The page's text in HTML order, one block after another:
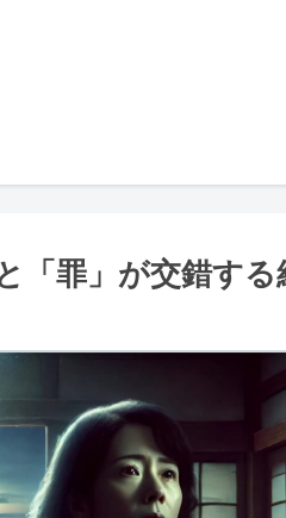
「罪」が交錯する